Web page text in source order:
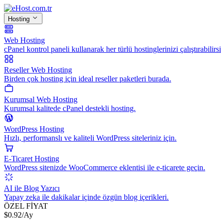
Hosting
Web Hosting
cPanel kontrol paneli kullanarak her türlü hostinglerinizi
Reseller Web Hosting
Birden çok hosting için ideal reseller paketleri burada.
Kurumsal Web Hosting
Kurumsal kalitede cPanel destekli hosting.
WordPress Hosting
Hızlı, performanslı ve kaliteli WordPress siteleriniz için.
E-Ticaret Hosting
WordPress sitenizde WooCommerce eklentisi ile e-ticarete geçin.
AI ile Blog Yazıcı
Yapay zeka ile dakikalar içinde özgün blog içerikleri.
ÖZEL FİYAT
$0.92/Ay